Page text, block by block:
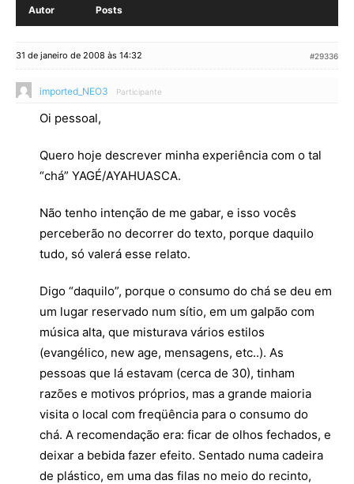
Autor Posts
31 de janeiro de 2008 às 14:32 #29336
imported_NEO3 Participante
Oi pessoal,
Quero hoje descrever minha experiência com o tal
“chá” YAGÉ/AYAHUASCA.
Não tenho intenção de me gabar, e isso vocês
perceberão no decorrer do texto, porque daquilo
tudo, só valerá esse relato.
Digo “daquilo”, porque o consumo do chá se deu em
um lugar reservado num sítio, em um galpão com
música alta, que misturava vários estilos
(evangélico, new age, mensagens, etc..). As
pessoas que lá estavam (cerca de 30), tinham
razões e motivos próprios, mas a grande maioria
visita o local com freqüência para o consumo do
chá. A recomendação era: ficar de olhos fechados, e
deixar a bebida fazer efeito. Sentado numa cadeira
de plástico, em uma das filas no meio do recinto,